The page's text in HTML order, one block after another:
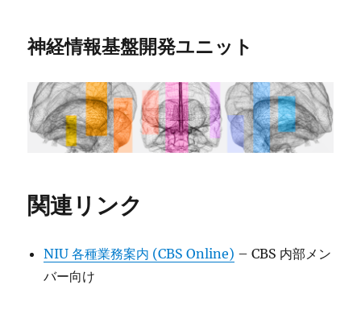
神経情報基盤開発ユニット
関連リンク
NIU 各種業務案内 (CBS Online) – CBS 内部メン
バー向け